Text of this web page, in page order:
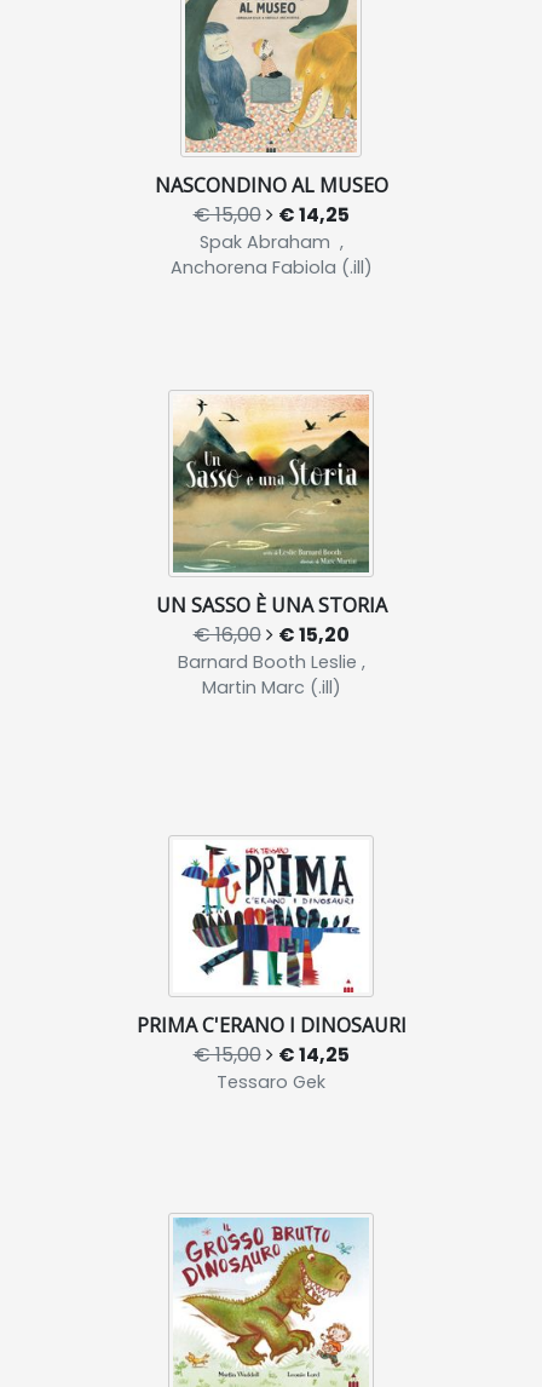
NASCONDINO AL MUSEO
€ 15,00 € 14,25
Spak Abraham ,
Anchorena Fabiola (.ill)
UN SASSO È UNA STORIA
€ 16,00 € 15,20
Barnard Booth Leslie ,
Martin Marc (.ill)
PRIMA C'ERANO I DINOSAURI
€ 15,00 € 14,25
Tessaro Gek